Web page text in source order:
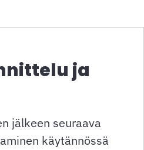
ja
jälkeen seuraava
käytännössä